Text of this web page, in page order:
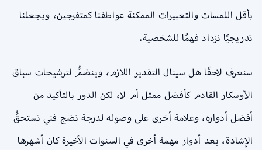
بأقل اللمسات والتعبيرات الممكنة عواطفنا كمتفرجين، ويجعلنا
تدريجيًا نزداد فهمًا للشخصية.
سنعرف لاحقًا هل سينال التقدير اللازم، وينضمُّ لترشيحات سباق
الأوسكار القادم كأفضل ممثل أم لا، لكن الدور بالتأكيد من
أفضل أدواره، وعلامة أخرى على وصوله لدرجة نضج فني تستحقُّ
الإشادة، بعد أدوار مهمة أخرى في السنوات الأخيرة كان أشهرها